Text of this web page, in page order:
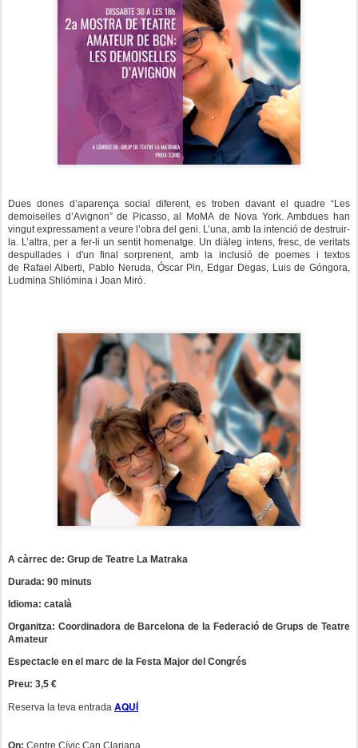
Dues dones d’aparença social diferent, es troben davant el quadre “Les
demoiselles d’Avignon” de Picasso, al MoMA de Nova York. Ambdues han
vingut expressament a veure l’obra del geni. L’una, amb la intenció de destruir-
la. L’altra, per a fer-li un sentit homenatge. Un diàleg intens, fresc, de veritats
despullades i d'un final sorprenent, amb la inclusió de poemes i textos
de Rafael Alberti, Pablo Neruda, Óscar Pin, Edgar Degas, Luis de Góngora,
Ludmina Shliómina i Joan Miró.
A càrrec de: Grup de Teatre La Matraka
Durada: 90 minuts
Idioma: català
Organitza: Coordinadora de Barcelona de la Federació de Grups de Teatre
Amateur
Espectacle en el marc de la Festa Major del Congrés
Preu: 3,5 €
Reserva la teva entrada AQUÍ